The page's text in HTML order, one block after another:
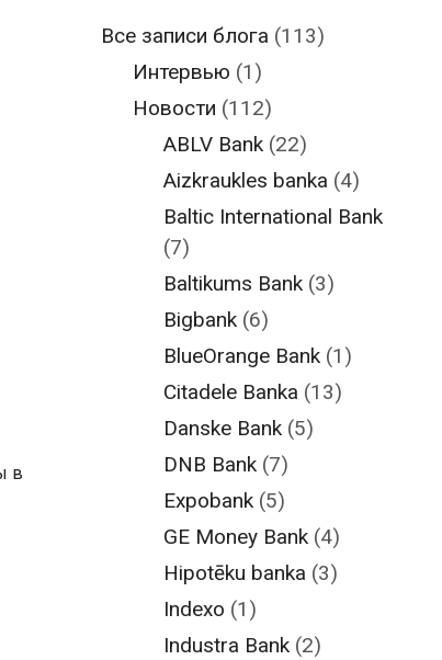
в
Все записи блога (113)
Интервью (1)
Новости (112)
ABLV Bank (22)
Aizkraukles banka (4)
Baltic International Bank
(7)
Baltikums Bank (3)
Bigbank (6)
BlueOrange Bank (1)
Citadele Banka (13)
Danske Bank (5)
DNB Bank (7)
Expobank (5)
GE Money Bank (4)
Hipotēku banka (3)
Indexo (1)
Industra Bank (2)